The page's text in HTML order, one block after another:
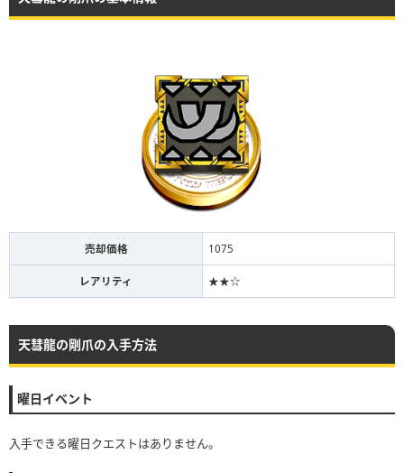
売却価格 1075
レアリティ ★★☆
天彗龍の剛爪の入手方法
曜日イベント
入手できる曜日クエストはありません。